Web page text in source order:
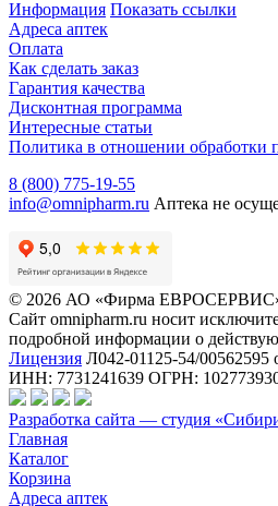
Информация Показать ссылки
Адреса аптек
Оплата
Как сделать заказ
Гарантия качества
Дисконтная программа
Интересные статьи
Политика в отношении обработки
8 (800) 775-19-55
info@omnipharm.ru Аптека не
© 2026 АО «Фирма
Сайт omnipharm.ru носит
подробной информации о
Лицензия Л042-01125-54/00562595
ИНН: 7731241639 ОГРН:
Разработка сайта — студия
Главная
Каталог
Корзина
Адреса аптек